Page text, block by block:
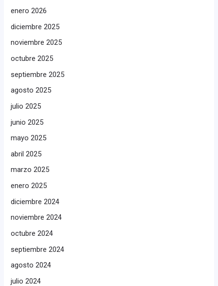
enero 2026
diciembre 2025
noviembre 2025
octubre 2025
septiembre 2025
agosto 2025
julio 2025
junio 2025
mayo 2025
abril 2025
marzo 2025
enero 2025
diciembre 2024
noviembre 2024
octubre 2024
septiembre 2024
agosto 2024
julio 2024